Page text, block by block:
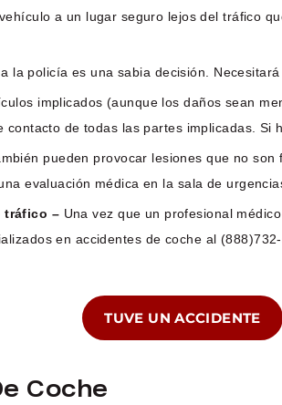
a un lugar seguro lejos del tráfico
la policía es una sabia decisión.
implicados (aunque los daños sean
de todas las partes implicadas. Si
pueden provocar lesiones que no
evaluación médica en la sala de
tráfico – Una vez que un profesional
en accidentes de coche al
TUVE UN ACCIDENTE
Coche